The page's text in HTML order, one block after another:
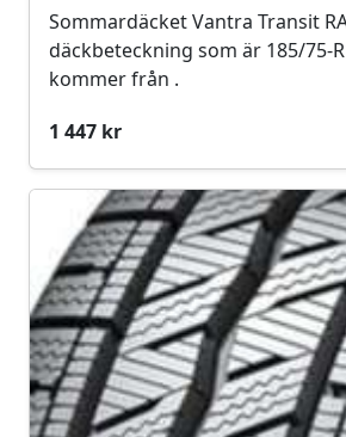
Sommardäcket Vantra Transit
däckbeteckning som är 185/75-
kommer från .
1 447 kr